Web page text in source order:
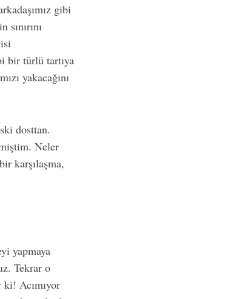
gibi
bir türlü tartıya
yakacağını
dosttan.
Neler
karşılaşma,
yapmaya
Tekrar o
Acımıyor